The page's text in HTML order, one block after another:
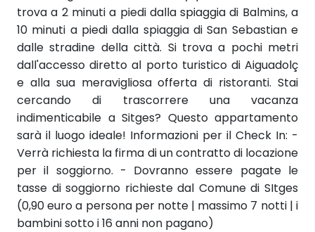
trova a 2 minuti a piedi dalla spiaggia di Balmins, a
10 minuti a piedi dalla spiaggia di San Sebastian e
dalle stradine della città. Si trova a pochi metri
dall'accesso diretto al porto turistico di Aiguadolç
e alla sua meravigliosa offerta di ristoranti. Stai
cercando di trascorrere una vacanza
indimenticabile a Sitges? Questo appartamento
sarà il luogo ideale! Informazioni per il Check In: -
Verrà richiesta la firma di un contratto di locazione
per il soggiorno. - Dovranno essere pagate le
tasse di soggiorno richieste dal Comune di SItges
(0,90 euro a persona per notte | massimo 7 notti | i
bambini sotto i 16 anni non pagano)